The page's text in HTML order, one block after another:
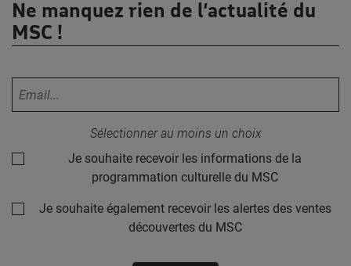
Ne manquez rien de l’actualité du
MSC !
Sélectionner au moins un choix
Je souhaite recevoir les informations de la
programmation culturelle du MSC
Je souhaite également recevoir les alertes des ventes
découvertes du MSC